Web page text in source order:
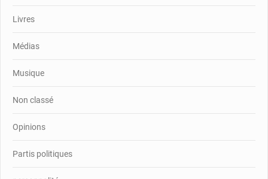
Livres
Médias
Musique
Non classé
Opinions
Partis politiques